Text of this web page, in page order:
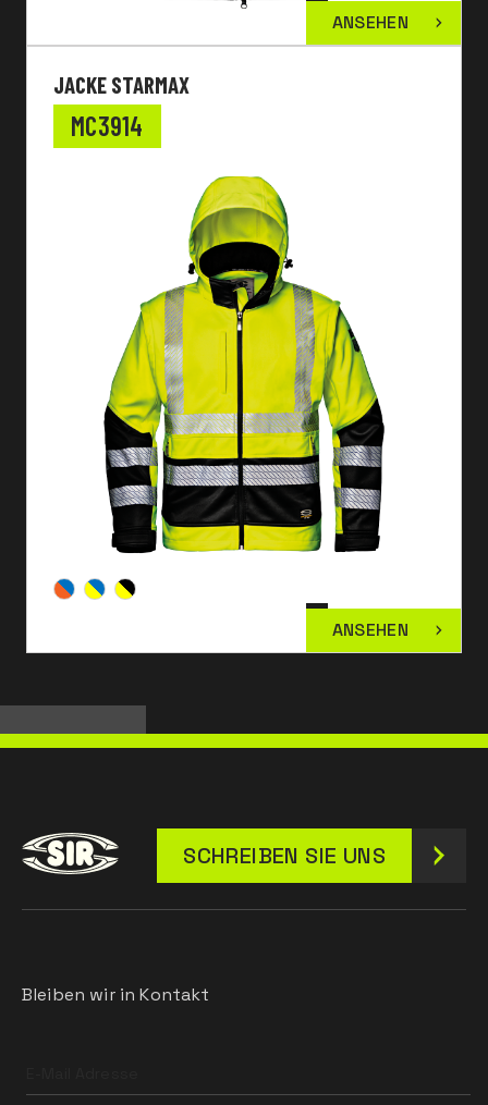
ANSEHEN
JACKE STARMAX
MC3914
ANSEHEN
SCHREIBEN SIE UNS
Bleiben wir in Kontakt
field